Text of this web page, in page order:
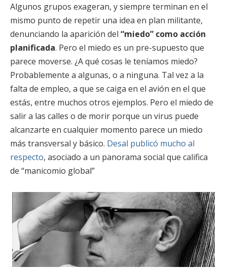
Algunos grupos exageran, y siempre terminan en el
mismo punto de repetir una idea en plan militante,
denunciando la aparición del “miedo” como acción
planificada. Pero el miedo es un pre-supuesto que
parece moverse. ¿A qué cosas le teníamos miedo?
Probablemente a algunas, o a ninguna. Tal vez a la
falta de empleo, a que se caiga en el avión en el que
estás, entre muchos otros ejemplos. Pero el miedo de
salir a las calles o de morir porque un virus puede
alcanzarte en cualquier momento parece un miedo
más transversal y básico. Desal publicó mucho al
respecto, asociado a un panorama social que califica
de “manicomio global”